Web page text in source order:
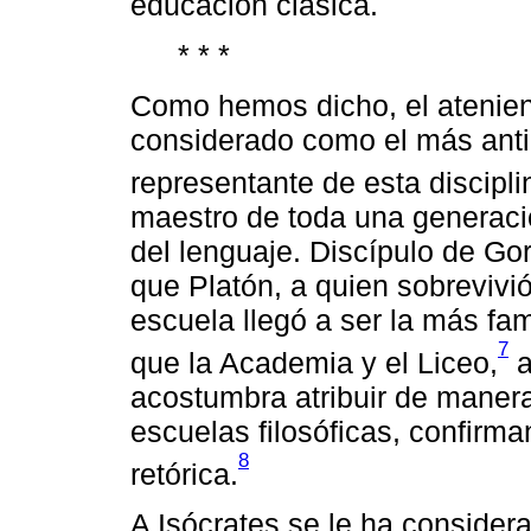
* * *
Como hemos dicho, el
considerado como el más
representante de esta
maestro de toda una
del lenguaje. Discípulo de
que Platón, a quien
escuela llegó a ser la más
que la Academia y el Liceo,7
acostumbra atribuir de
escuelas filosóficas,
retórica.8
A Isócrates se le ha